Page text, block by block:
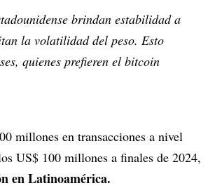
brindan estabilidad a
la volatilidad del peso. Esto
quienes prefieren el bitcoin
millones en transacciones a nivel
US$ 100 millones a finales de 2024,
en Latinoamérica.